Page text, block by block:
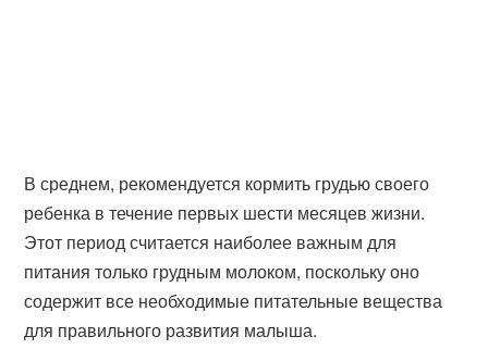
В среднем, рекомендуется кормить грудью своего
ребенка в течение первых шести месяцев жизни.
Этот период считается наиболее важным для
питания только грудным молоком, поскольку оно
содержит все необходимые питательные вещества
для правильного развития малыша.